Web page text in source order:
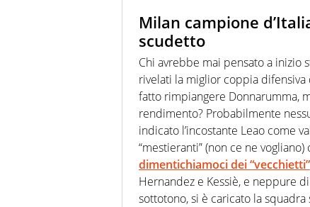
Milan campione
scudetto
Chi avrebbe mai pensato a inizio
rivelati la miglior coppia
fatto rimpiangere Donnarumma,
rendimento? Probabilmente
indicato l’incostante Leao come
“mestieranti” (non ce ne
dimentichiamoci dei “vecchietti”
Hernandez e Kessiè, e neppure
sottotono, si è caricato la